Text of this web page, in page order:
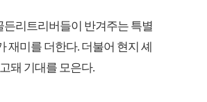
든리트리버들이 반겨주는 특별
재미를 더한다. 더불어 현지 셰
돼 기대를 모은다.